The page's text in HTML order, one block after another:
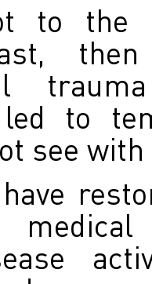
to the
to
see